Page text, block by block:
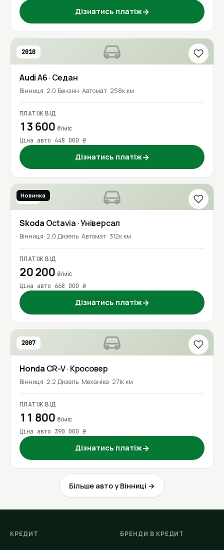
Дізнатись платіж→
2010
AudiA6· Седан
Вінниця 2.0 Бензин Автомат 258к км
ПЛАТІЖ ВІД
13 600 ₴/міс
Ціна авто 448 000 ₴
Дізнатись платіж→
2018
Новинка
Skoda Octavia · Універсал
Вінниця 2.0 Дизель Автомат 312к км
ПЛАТІЖ ВІД
20 200 ₴/міс
Ціна авто 668 000 ₴
Дізнатись платіж→
2007
Honda CR-V· Кросовер
Вінниця 2.2 Дизель Механіка 271к км
ПЛАТІЖ ВІД
11 800 ₴/міс
Ціна авто 390 000 ₴
Дізнатись платіж→
Більше авто у Вінниці →
КРЕДИТ БРЕНДИ В КРЕДИТ